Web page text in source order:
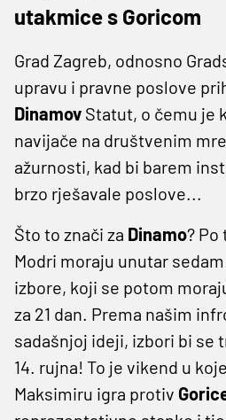
utakmice s Goricom
Grad Zagreb, odnosno
upravu i pravne poslove
Dinamov Statut, o čemu je
navijače na društvenim
ažurnosti, kad bi barem
brzo rješavale poslove...
Što to znači za Dinamo?
Modri moraju unutar
izbore, koji se potom
za 21 dan. Prema našim
sadašnjoj ideji, izbori bi se
14. rujna! To je vikend u
Maksimiru igra protiv